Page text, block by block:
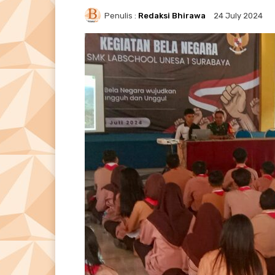
Penulis : Redaksi Bhirawa 24 July 2024